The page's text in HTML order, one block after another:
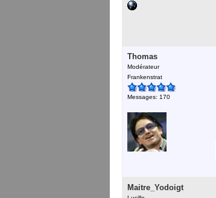
Thomas
Modérateur
Frankenstrat
Messages: 170
Maitre_Yodoigt